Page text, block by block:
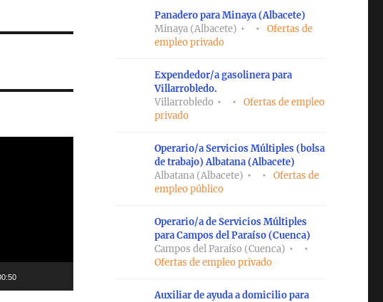
Panadero para Minaya (Albacete)
Minaya (Albacete)
Ofertas de
empleo privado
Expendedor/a gasolinera para
Villarrobledo.
Villarrobledo
Ofertas de empleo
privado
Operario/a Servicios Múltiples (bolsa
de trabajo) Albatana (Albacete)
Albatana (Albacete)
Ofertas de
empleo público
Operario/a de Servicios Múltiples
para Campos del Paraíso (Cuenca)
Campos del Paraíso (Cuenca)
Ofertas de empleo privado
Auxiliar de ayuda a domicilio para